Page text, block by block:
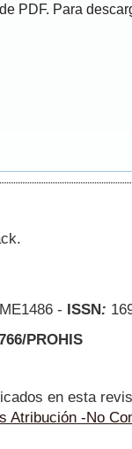
PDF. Para
- ISSN:
PROHIS
en esta
Atribución -No